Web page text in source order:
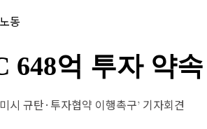
동
648억 투자 약
시 규탄·투자협약 이행촉구’ 기자회견